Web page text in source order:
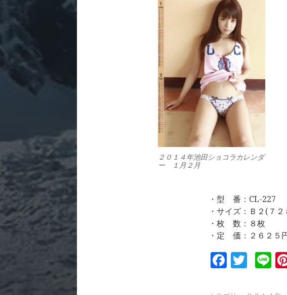
２０１４年池田ショコラカレンダ
ー １月２月
・型 番：CL-227
・サイズ：Ｂ２(７
・枚 数：８枚
・定 価：２６２５